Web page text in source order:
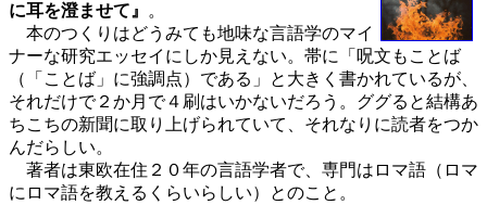
に耳を澄ませて』
。
本のつくりはどうみても地味な言語学のマイ
ナーな研究エッセイにしか見えない。帯に「呪文もことば
（「ことば」に強調点）である」と大きく書かれているが、
それだけで２か月で４刷はいかないだろう。ググると結構あ
ちこちの新聞に取り上げられていて、それなりに読者をつか
んだらしい。
著者は東欧在住２０年の言語学者で、専門はロマ語（ロマ
にロマ語を教えるくらいらしい）とのこと。